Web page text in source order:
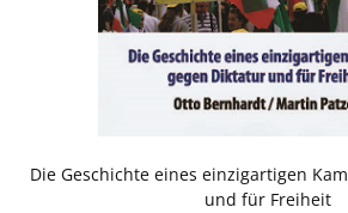
Die Geschichte eines einzigartigen
und für Freiheit